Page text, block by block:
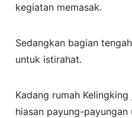
kegiatan memasak.
Sedangkan bagian
untuk istirahat.
Kadang rumah
hiasan payung-